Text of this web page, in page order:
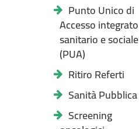
Punto Unico di
Accesso integrato
sanitario e sociale
(PUA)
Ritiro Referti
Sanità Pubblica
Screening